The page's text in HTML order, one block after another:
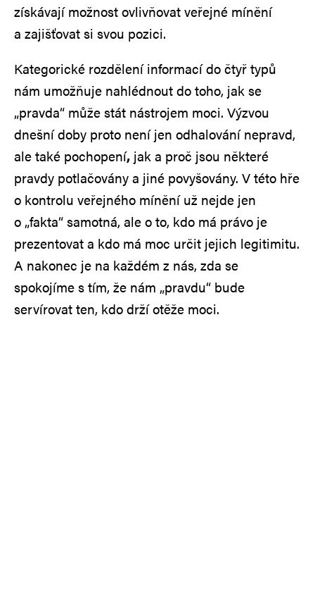
získávají možnost ovlivňovat veřejné mínění
a zajišťovat si svou pozici.
Kategorické rozdělení informací do čtyř typů
nám umožňuje nahlédnout do toho, jak se
„pravda“ může stát nástrojem moci. Výzvou
dnešní doby proto není jen odhalování nepravd,
ale také pochopení, jak a proč jsou některé
pravdy potlačovány a jiné povyšovány. V této hře
o kontrolu veřejného mínění už nejde jen
o „fakta“ samotná, ale o to, kdo má právo je
prezentovat a kdo má moc určit jejich legitimitu.
A nakonec je na každém z nás, zda se
spokojíme s tím, že nám „pravdu“ bude
servírovat ten, kdo drží otěže moci.